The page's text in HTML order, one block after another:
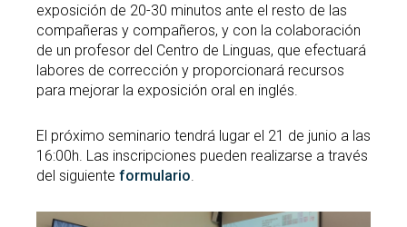
exposición de 20-30 minutos ante el resto de las
compañeras y compañeros, y con la colaboración
de un profesor del Centro de Linguas, que efectuará
labores de corrección y proporcionará recursos
para mejorar la exposición oral en inglés.
El próximo seminario tendrá lugar el 21 de junio a las
16:00h. Las inscripciones pueden realizarse a través
del siguiente formulario.